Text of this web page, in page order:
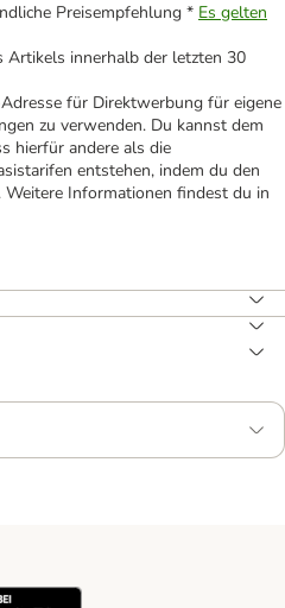
Preisempfehlung * Es gelten
Artikels innerhalb der letzten 30
für Direktwerbung für eigene
zu verwenden. Du kannst dem
hierfür andere als die
entstehen, indem du den
Informationen findest du in